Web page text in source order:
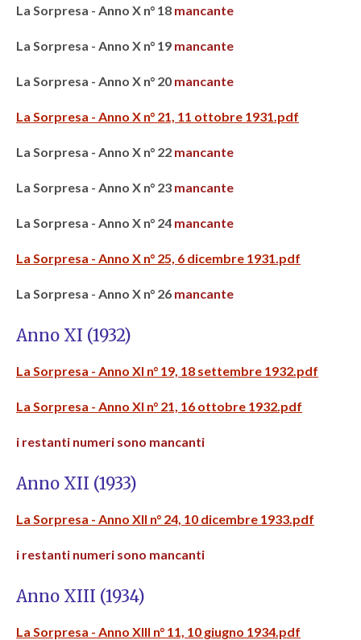
La Sorpresa - Anno X n° 18 mancante
La Sorpresa - Anno X n° 19 mancante
La Sorpresa - Anno X n° 20 mancante
La Sorpresa - Anno X n° 21, 11 ottobre 1931.pdf
La Sorpresa - Anno X n° 22 mancante
La Sorpresa - Anno X n° 23 mancante
La Sorpresa - Anno X n° 24 mancante
La Sorpresa - Anno X n° 25, 6 dicembre 1931.pdf
La Sorpresa - Anno X n° 26 mancante
Anno XI (1932)
La Sorpresa - Anno XI n° 19, 18 settembre 1932.pdf
La Sorpresa - Anno XI n° 21, 16 ottobre 1932.pdf
i restanti numeri sono mancanti
Anno XII (1933)
La Sorpresa - Anno XII n° 24, 10 dicembre 1933.pdf
i restanti numeri sono mancanti
Anno XIII (1934)
La Sorpresa - Anno XIII n° 11, 10 giugno 1934.pdf